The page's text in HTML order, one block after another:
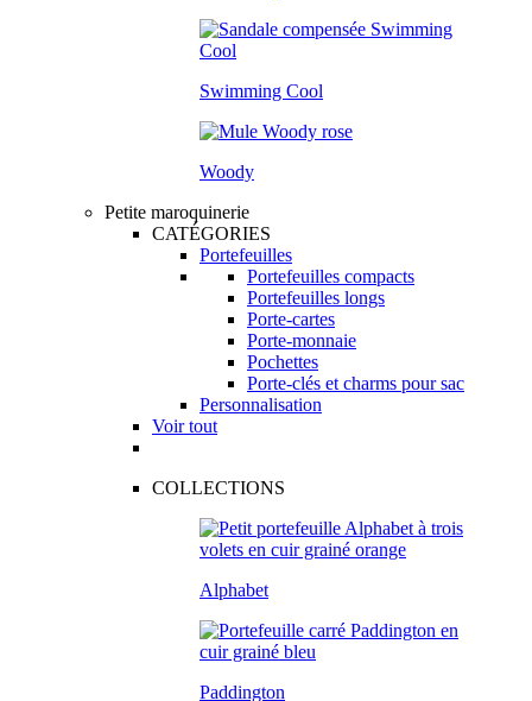
Swimming Cool
Woody
Petite maroquinerie
CATÉGORIES
Portefeuilles
Portefeuilles compacts
Portefeuilles longs
Porte-cartes
Porte-monnaie
Pochettes
Porte-clés et charms pour sac
Personnalisation
Voir tout
COLLECTIONS
Alphabet
Paddington